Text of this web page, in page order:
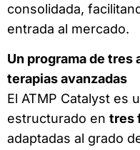
consolidada,
entrada al mercado.
Un programa de tres
terapias avanzadas
El ATMP Catalyst es
estructurado en tres
adaptadas al grado